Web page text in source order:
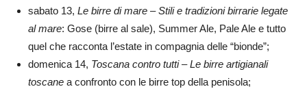
sabato 13, Le birre di mare – Stili e tradizioni birrarie legate
al mare: Gose (birre al sale), Summer Ale, Pale Ale e tutto
quel che racconta l’estate in compagnia delle “bionde”;
domenica 14, Toscana contro tutti – Le birre artigianali
toscane a confronto con le birre top della penisola;